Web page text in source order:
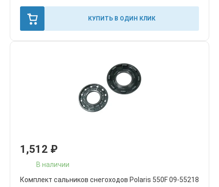
КУПИТЬ В ОДИН КЛИК
1,512 ₽
В наличии
Комплект сальников снегоходов Polaris 550F 09-55218